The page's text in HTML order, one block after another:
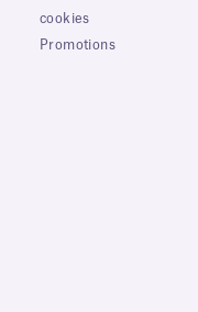
cookies
Promotions